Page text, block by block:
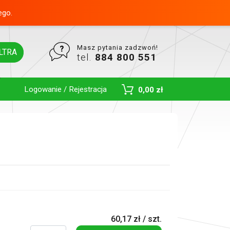
Masz pytania zadzwoń!
tel. 884 800 551
Logowanie / Rejestracja 0,00 zł
Toggle Dropdown
60,17 zł / szt.